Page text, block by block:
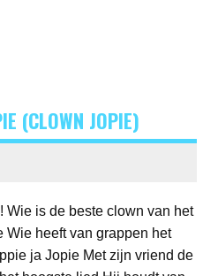
(CLOWN JOPIE)
Wie is de beste clown van het
Wie heeft van grappen het
ja Jopie Met zijn vriend de